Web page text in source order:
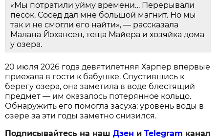
«Мы потратили уйму времени… Перерывали
песок. Сосед дал мне большой магнит. Но мы
так и не смогли его найти», — рассказала
Малана Йохансен, теща Майера и хозяйка дома
у озера.
20 июля 2026 года девятилетняя Харпер впервые
приехала в гости к бабушке. Спустившись к
берегу озера, она заметила в воде блестящий
предмет — им оказалось потерянное кольцо.
Обнаружить его помогла засуха: уровень воды в
озере за эти годы заметно снизился.
Подписывайтесь на нашДзен иTelegram канал